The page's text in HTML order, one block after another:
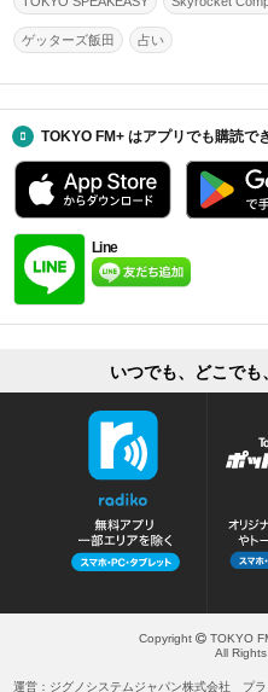
ゲッターズ飯田 占い
TOKYO FM+ はアプリでも購読で
Line
いつでも、どこでも
Copyright
TOKYO
All Rights
運営：ジグノシステムジャパン株式会社 プ